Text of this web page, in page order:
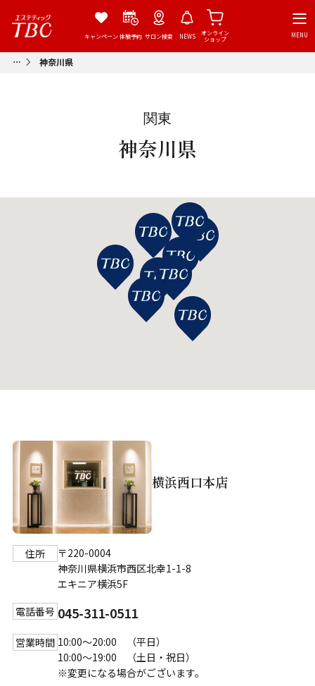
キャンペーン体験予約 サロン検索 NEWS
オンライン
ショップ
MENU
神奈川県
関東
神奈川県
横浜西口本店
住所
〒220-0004
神奈川県横浜市西区北幸1-1-8
エキニア横浜5F
電話番号 045-311-0511
営業時間 10:00～20:00 （平日）
10:00～19:00 （土日・祝日）
※変更になる場合がございます。